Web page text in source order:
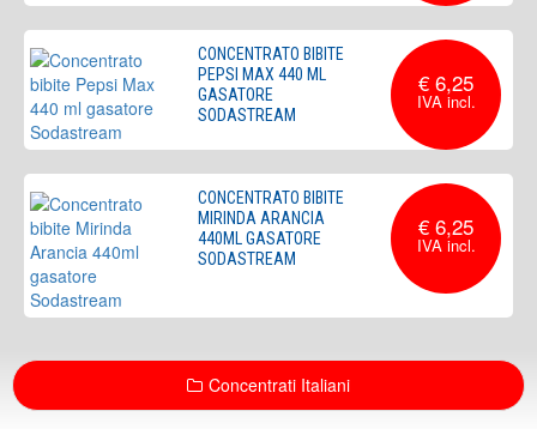
CONCENTRATO BIBITE
PEPSI MAX 440 ML
GASATORE
SODASTREAM
€ 6,25
CONCENTRATO BIBITE
MIRINDA ARANCIA
440ML GASATORE
SODASTREAM
€ 6,25
Concentrati Italiani